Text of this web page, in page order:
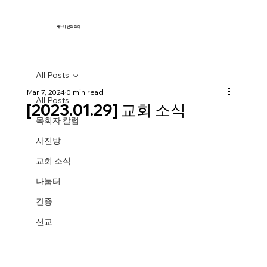
새누리 선교 교회
All Posts
목회자 칼럼
사진방
교회 소식
나눔터
간증
선교
All Posts
[2023.01.29] 교회 소식
Mar 7, 20240 min read